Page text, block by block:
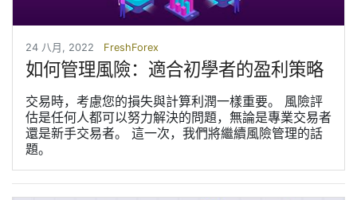
24 八月, 2022 FreshForex
如何管理風險：適合初學者的盈利策略
交易時，考慮您的損失與計算利潤一樣重要。 風險評
估是任何人都可以努力解決的問題，無論是專業交易者
還是新手交易者。 這一次，我們將繼續風險管理的話
題。